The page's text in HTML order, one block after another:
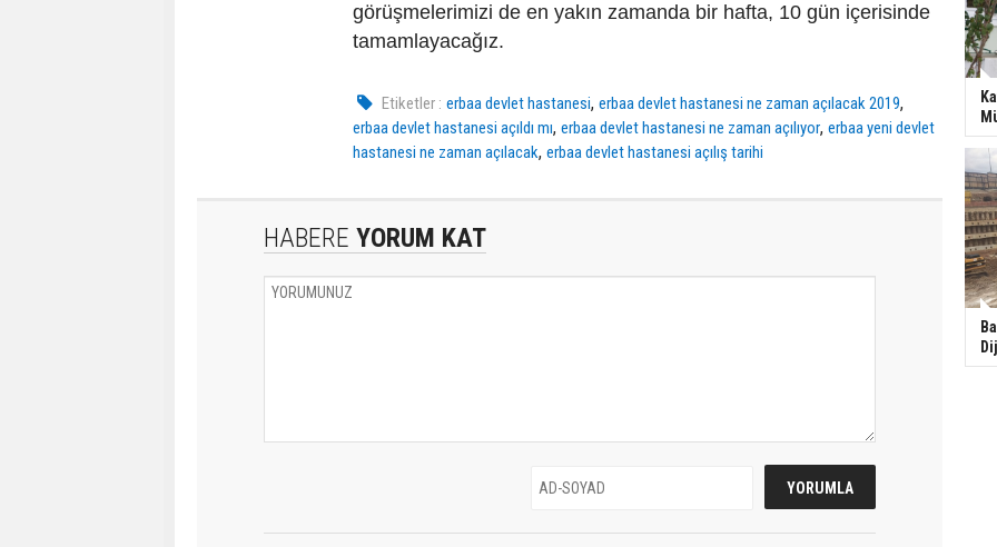
görüşmelerimizi de en yakın zamanda bir hafta, 10 gün içerisinde
tamamlayacağız.
Etiketler : erbaa devlet hastanesi,erbaa devlet hastanesi ne zaman açılacak 2019,
erbaa devlet hastanesi açıldı mı, erbaa devlet hastanesi ne zaman açılıyor, erbaa yeni devlet
hastanesi ne zaman açılacak, erbaa devlet hastanesi açılış tarihi
HABERE YORUM KAT